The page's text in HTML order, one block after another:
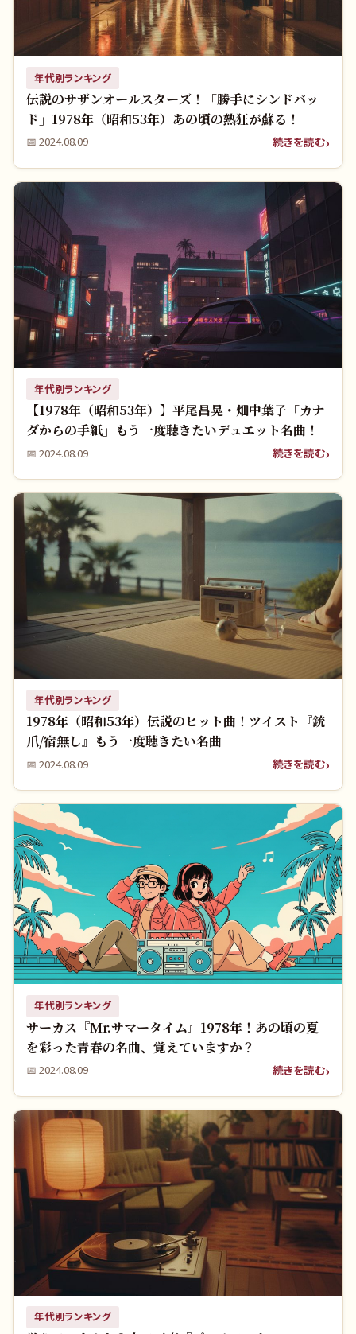
年代別ランキング
伝説のサザンオールスターズ！「勝手にシンドバッ
ド」1978年（昭和53年）あの頃の熱狂が蘇る！
📅 2024.08.09 続きを読む
年代別ランキング
【1978年（昭和53年）】平尾昌晃・畑中葉子「カナ
ダからの手紙」もう一度聴きたいデュエット名曲！
📅 2024.08.09 続きを読む
年代別ランキング
1978年（昭和53年）伝説のヒット曲！ツイスト『銃
爪/宿無し』もう一度聴きたい名曲
📅 2024.08.09 続きを読む
年代別ランキング
サーカス『Mr.サマータイム』1978年！あの頃の夏
を彩った青春の名曲、覚えていますか？
📅 2024.08.09 続きを読む
年代別ランキング